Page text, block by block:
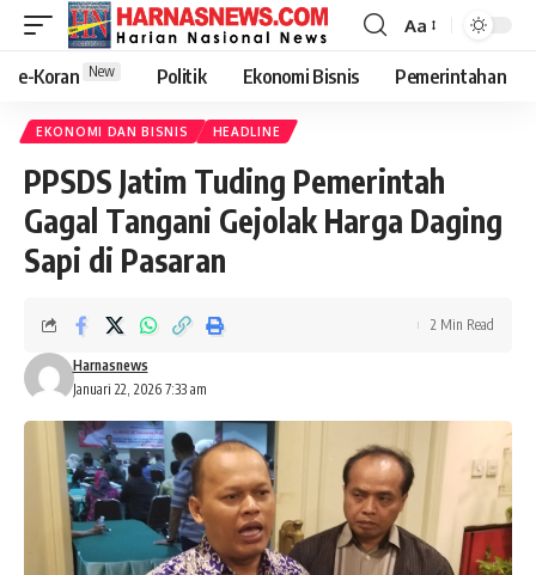
Aa
e-Koran New Politik Ekonomi Bisnis Pemerintahan
EKONOMI DAN BISNIS HEADLINE
PPSDS Jatim Tuding Pemerintah
Gagal Tangani Gejolak Harga Daging
Sapi di Pasaran
Januari 22, 2026 7:33 am
Harnasnews
2 Min Read